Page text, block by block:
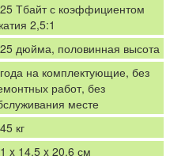
Тбайт с коэффициентом
2,5:1
дюйма, половинная высота
на комплектующие, без
работ, без
месте
кг
x 14,5 x 20,6 см